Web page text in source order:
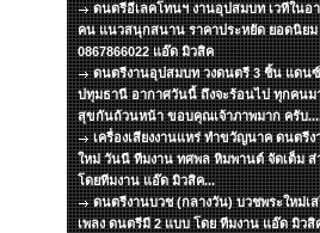
ดนตรีอีเลคโทนฯ งานอุปสมบท เวทีในอ
คน แนวสนุกสนาน ราคาประหยัด ยอดนิย
0867866022 แอ๊ด มิวสิค
ดนตรีงานอุปสมบท วงดนตรี 3 ชิ้น แดน
ปทุมธานี อากาศวันนี้ ถึงจะร้อนไป ทุกคนม
สุขกันถ้วนหน้า ขอบคุณเจ้าภาพมาก ครับ
เครื่องเสียงงานแหร่ ทำขวัญนาค ดนตรี
ใหม่ วันนี ทีมงาน ทศพล หิมพานต์ จัดเต็ม ส่
โดยทีมงาน แอ๊ด มิวสิค...
ดนตรีงานบวช (กลางวัน) บวชพระใหม่เ
เพลง ดนตรีมี 2 แบบ โดย ทีมงาน แอ๊ด มิวสิ